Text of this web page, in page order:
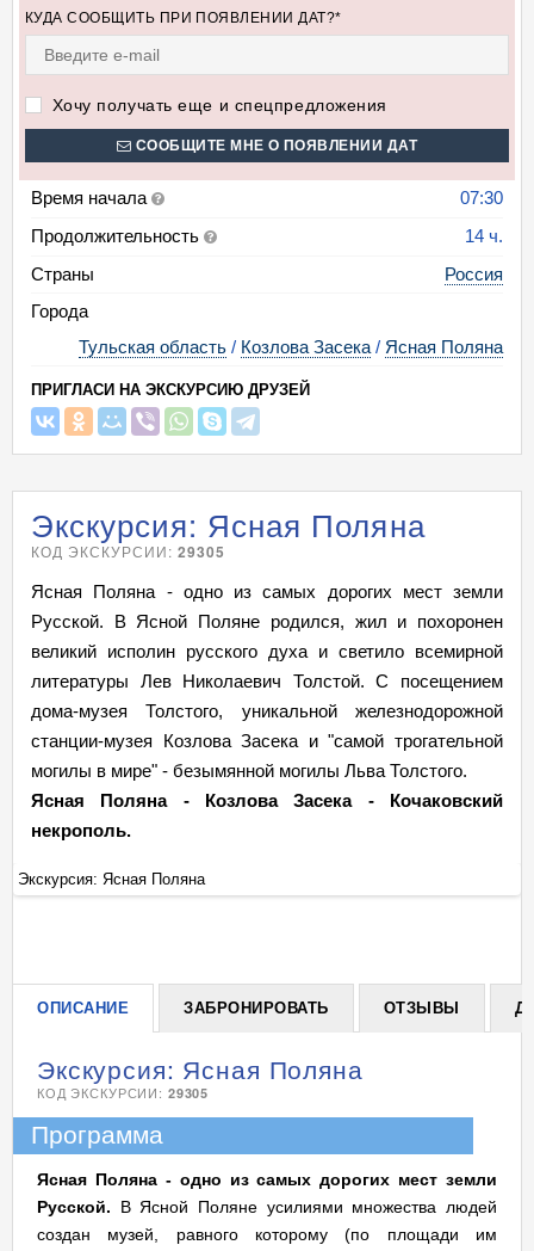
КУДА СООБЩИТЬ ПРИ ПОЯВЛЕНИИ ДАТ?*
Хочу получать еще и спецпредложения
СООБЩИТЕ МНЕ О ПОЯВЛЕНИИ ДАТ
Время начала
07:30
Продолжительность
14 ч.
Страны
Россия
Города
Тульская область / Козлова Засека / Ясная Поляна
ПРИГЛАСИ НА ЭКСКУРСИЮ ДРУЗЕЙ
Экскурсия: Ясная Поляна
КОД ЭКСКУРСИИ:29305
Ясная Поляна - одно из самых дорогих мест земли
Русской. В Ясной Поляне родился, жил и похоронен
великий исполин русского духа и светило всемирной
литературы Лев Николаевич Толстой. С посещением
дома-музея Толстого, уникальной железнодорожной
станции-музея Козлова Засека и "самой трогательной
могилы в мире" - безымянной могилы Льва Толстого.
Ясная Поляна - Козлова Засека - Кочаковский
некрополь.
Экскурсия: Ясная Поляна
ОПИСАНИЕ ЗАБРОНИРОВАТЬ ОТЗЫВЫ
Экскурсия: Ясная Поляна
КОД ЭКСКУРСИИ: 29305
Программа
Ясная Поляна - одно из самых дорогих мест земли
Русской. В Ясной Поляне усилиями множества людей
создан музей, равного которому (по площади им